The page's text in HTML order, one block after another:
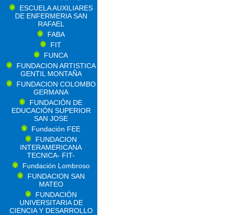
ESCUELA AUXILIARES
DE ENFERMERIA SAN
RAFAEL
FABA
FIT
FUNCA
FUNDACION ARTISTICA
GENTIL MONTAÑA
FUNDACION COLOMBO
GERMANA
FUNDACIÓN DE
EDUCACIÓN SUPERIOR
SAN JOSE
Fundación FEE
FUNDACION
INTERAMERICANA
TECNICA- FIT-
Fundación Lombroso
FUNDACION SAN
MATEO
FUNDACIÓN
UNIVERSITARIA DE
CIENCIA Y DESARROLLO